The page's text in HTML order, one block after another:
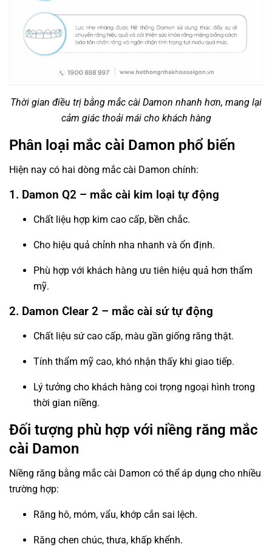
Thời gian điều trị bằng mắc cài Damon nhanh hơn, mang lại
cảm giác thoải mái cho khách hàng
Phân loại mắc cài Damon phổ biến
Hiện nay có hai dòng mắc cài Damon chính:
1. Damon Q2 – mắc cài kim loại tự động
Chất liệu hợp kim cao cấp, bền chắc.
Cho hiệu quả chỉnh nha nhanh và ổn định.
Phù hợp với khách hàng ưu tiên hiệu quả hơn thẩm
mỹ.
2. Damon Clear 2 – mắc cài sứ tự động
Chất liệu sứ cao cấp, màu gần giống răng thật.
Tính thẩm mỹ cao, khó nhận thấy khi giao tiếp.
Lý tưởng cho khách hàng coi trọng ngoại hình trong
thời gian niềng.
Đối tượng phù hợp với niềng răng mắc
cài Damon
Niềng răng bằng mắc cài Damon có thể áp dụng cho nhiều
trường hợp:
Răng hô, móm, vẩu, khớp cắn sai lệch.
Răng chen chúc, thưa, khấp khểnh.